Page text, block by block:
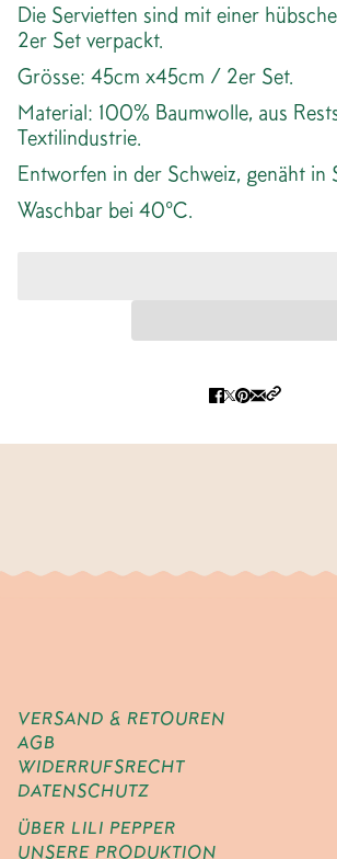
Die Servietten sind mit einer
2er Set verpackt.
Grösse: 45cm x45cm / 2er Set.
Material: 100% Baumwolle, aus
Textilindustrie.
Entworfen in der Schweiz, genäht in
Waschbar bei 40°C.
VERSAND & RETOUREN
AGB
WIDERRUFSRECHT
DATENSCHUTZ
ÜBER LILI PEPPER
UNSERE PRODUKTION